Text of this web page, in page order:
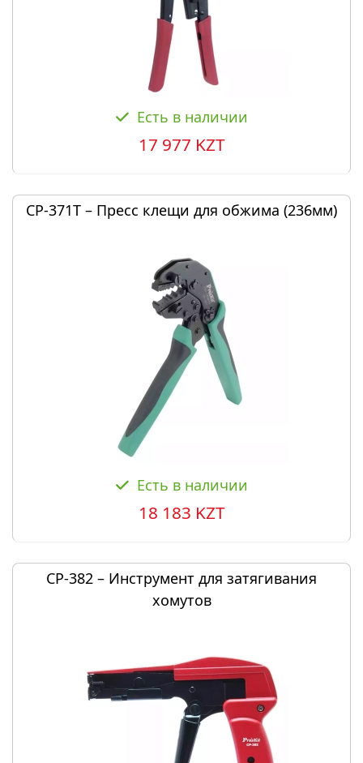
Есть в наличии
17 977 KZT
CP-371T – Пресс клещи для обжима (236мм)
Есть в наличии
18 183 KZT
CP-382 – Инструмент для затягивания
хомутов